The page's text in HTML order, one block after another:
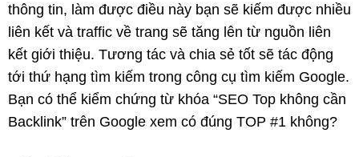
thông tin, làm được điều này bạn sẽ kiếm được nhiều
liên kết và traffic về trang sẽ tăng lên từ nguồn liên
kết giới thiệu. Tương tác và chia sẻ tốt sẽ tác động
tới thứ hạng tìm kiếm trong công cụ tìm kiếm Google.
Bạn có thể kiểm chứng từ khóa “SEO Top không cần
Backlink” trên Google xem có đúng TOP #1 không?